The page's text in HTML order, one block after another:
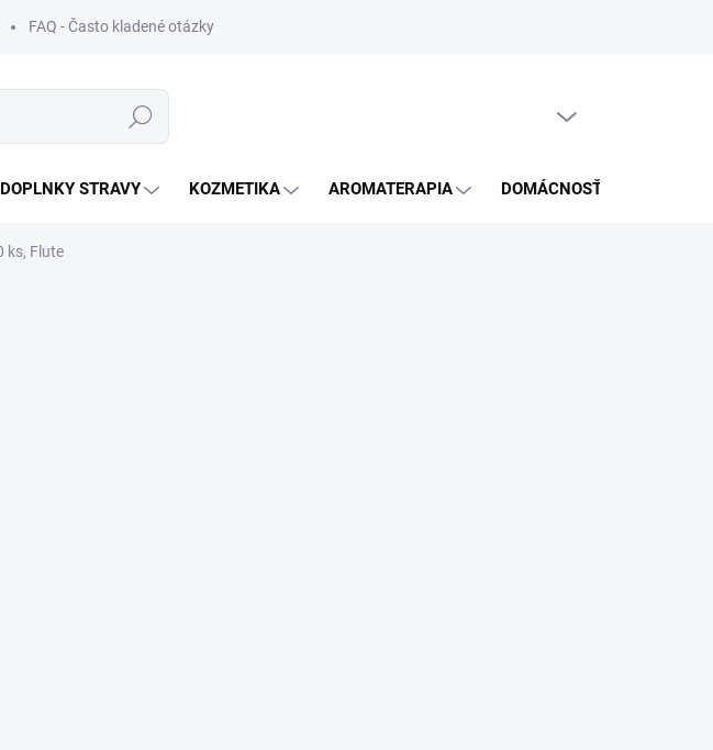
FAQ - Často kladené otázky
Hľadať
DOPLNKY STRAVY KOZMETIKA AROMATERAPIA DOMÁCNOSŤ
ks, Flute